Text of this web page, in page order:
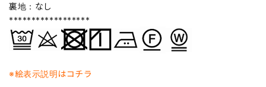
裏地：なし
******************
※絵表示説明はコチラ